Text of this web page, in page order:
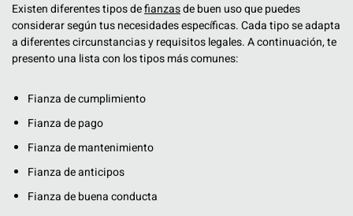
Existen diferentes tipos defianzasde buen uso que puedes
considerar según tus necesidades específicas. Cada tipo se adapta
a diferentes circunstancias y requisitos legales. A continuación, te
presento una lista con los tipos más comunes:
Fianza de cumplimiento
Fianza de pago
Fianza de mantenimiento
Fianza de anticipos
Fianza de buena conducta